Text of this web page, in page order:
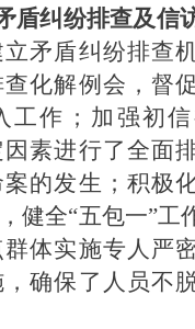
盾纠纷排查及信
立矛盾纠纷排查
化解例会，督
工作；加强初
素进行了全面
的发生；积极
健全“五包一”工
体实施专人严
确保了人员不